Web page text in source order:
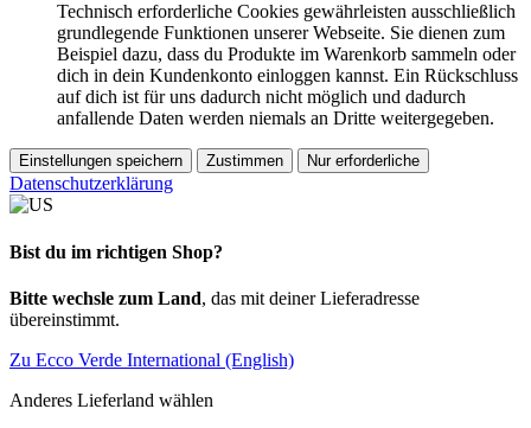
Technisch erforderliche Cookies gewährleisten ausschließlich
grundlegende Funktionen unserer Webseite. Sie dienen zum
Beispiel dazu, dass du Produkte im Warenkorb sammeln oder
dich in dein Kundenkonto einloggen kannst. Ein Rückschluss
auf dich ist für uns dadurch nicht möglich und dadurch
anfallende Daten werden niemals an Dritte weitergegeben.
Einstellungen speichern Zustimmen Nur erforderliche
Datenschutzerklärung
Bist du im richtigen Shop?
Bitte wechsle zum Land, das mit deiner Lieferadresse
übereinstimmt.
Zu Ecco Verde International (English)
Anderes Lieferland wählen